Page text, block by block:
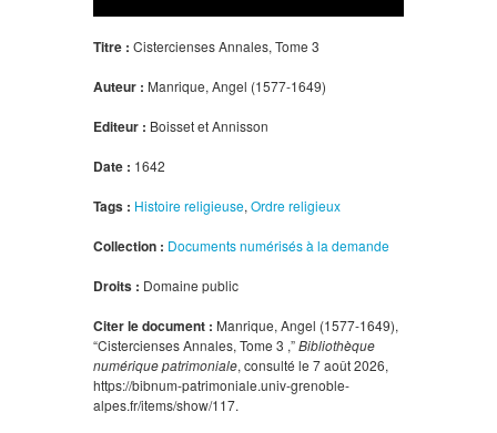
Titre : Cistercienses Annales, Tome 3
Auteur : Manrique, Angel (1577-1649)
Editeur : Boisset et Annisson
Date : 1642
Tags : Histoire religieuse, Ordre religieux
Collection : Documents numérisés à la demande
Droits : Domaine public
Citer le document : Manrique, Angel (1577-1649),
“Cistercienses Annales, Tome 3 ,”Bibliothèque
numérique patrimoniale, consulté le 7 août 2026,
https://bibnum-patrimoniale.univ-grenoble-
alpes.fr/items/show/117.